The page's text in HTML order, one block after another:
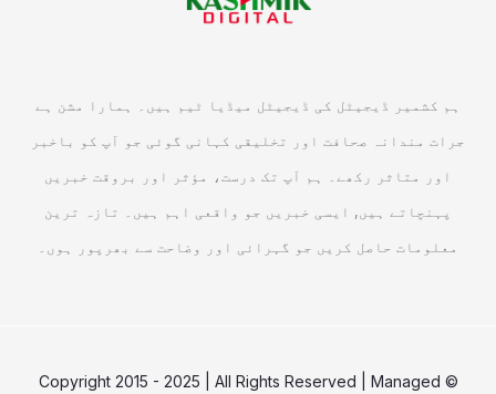
ہم کشمیر ڈیجیٹل کی ڈیجیٹل میڈیا ٹیم ہیں۔ ہمارا مشن ہے
جرات مندانہ صحافت اور تخلیقی کہانی گوئی جو آپ کو باخبر
اور متاثر رکھے۔ ہم آپ تک درست، مؤثر اور بروقت خبریں
پہنچاتے ہیں, ایسی خبریں جو واقعی اہم ہیں۔ تازہ ترین
معلومات حاصل کریں جو گہرائی اور وضاحت سے بھرپور ہوں۔
© Copyright 2015 - 2025 | All Rights Reserved | Managed